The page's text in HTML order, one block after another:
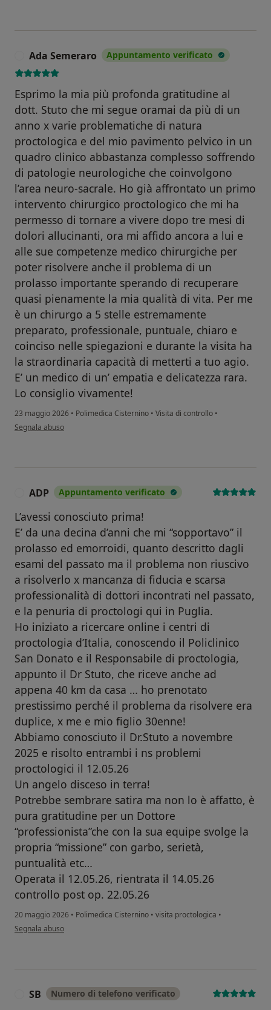
Ada Semeraro Appuntamento verificato
Esprimo la mia più profonda gratitudine al
dott. Stuto che mi segue oramai da più di un
anno x varie problematiche di natura
proctologica e del mio pavimento pelvico in un
quadro clinico abbastanza complesso soffrendo
di patologie neurologiche che coinvolgono
l’area neuro-sacrale. Ho già affrontato un primo
intervento chirurgico proctologico che mi ha
permesso di tornare a vivere dopo tre mesi di
dolori allucinanti, ora mi affido ancora a lui e
alle sue competenze medico chirurgiche per
poter risolvere anche il problema di un
prolasso importante sperando di recuperare
quasi pienamente la mia qualità di vita. Per me
è un chirurgo a 5 stelle estremamente
preparato, professionale, puntuale, chiaro e
coinciso nelle spiegazioni e durante la visita ha
la straordinaria capacità di metterti a tuo agio.
E’ un medico di un’ empatia e delicatezza rara.
Lo consiglio vivamente!
23 maggio 2026 • Polimedica Cisternino • Visita di controllo •
secondo l'opinione dell'utente Ada Semeraro
Segnala abuso
ADP Appuntamento verificato
L’avessi conosciuto prima!
E’ da una decina d’anni che mi “sopportavo” il
prolasso ed emorroidi, quanto descritto dagli
esami del passato ma il problema non riuscivo
a risolverlo x mancanza di fiducia e scarsa
professionalità di dottori incontrati nel passato,
e la penuria di proctologi qui in Puglia.
Ho iniziato a ricercare online i centri di
proctologia d’Italia, conoscendo il Policlinico
San Donato e il Responsabile di proctologia,
appunto il Dr Stuto, che riceve anche ad
appena 40 km da casa … ho prenotato
prestissimo perché il problema da risolvere era
duplice, x me e mio figlio 30enne!
Abbiamo conosciuto il Dr.Stuto a novembre
2025 e risolto entrambi i ns problemi
proctologici il 12.05.26
Un angelo disceso in terra!
Potrebbe sembrare satira ma non lo è affatto, è
pura gratitudine per un Dottore
“professionista”che con la sua equipe svolge la
propria “missione” con garbo, serietà,
puntualità etc…
Operata il 12.05.26, rientrata il 14.05.26
controllo post op. 22.05.26
20 maggio 2026 • Polimedica Cisternino • visita proctologica •
secondo l'opinione dell'utente ADP
Segnala abuso
SB Numero di telefono verificato